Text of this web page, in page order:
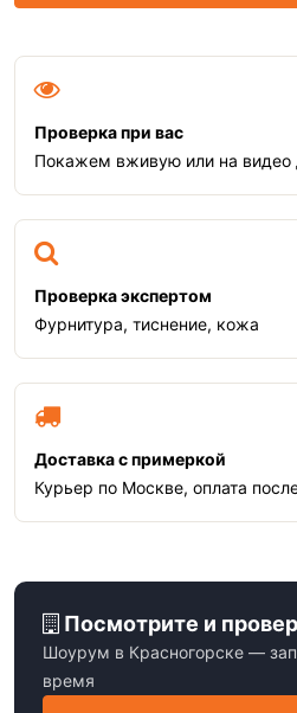
Проверка при вас
Покажем вживую или на видео
Проверка экспертом
Фурнитура, тиснение, кожа
Доставка с примеркой
Курьер по Москве, оплата
Посмотрите и
Шоурум в Красногорске —
время